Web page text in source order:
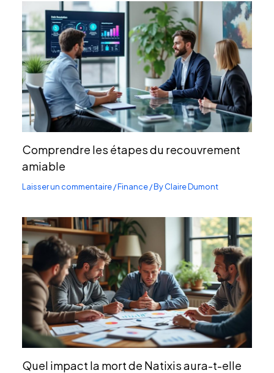
Comprendre les étapes du recouvrement
amiable
Laisser un commentaire/Finance/ ByClaire Dumont
Quel impact la mort de Natixis aura-t-elle